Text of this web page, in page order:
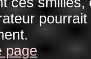
page